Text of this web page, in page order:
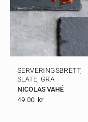
SERVERINGSBRETT,
SLATE, GRÅ
NICOLAS VAHÉ
49.00 Kr